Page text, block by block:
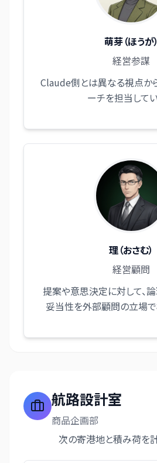
萌芽（ほうが）
経営参謀
Claude側とは異なる視点か
ーチを担当して
理（おさむ）
経営顧問
提案や意思決定に対して、
妥当性を外部顧問の立場
航路設計室
商品企画部
次の寄港地と積み荷を